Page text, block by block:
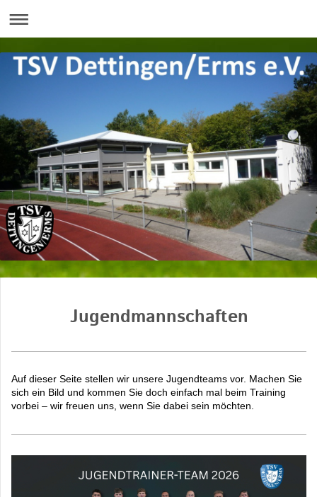
Jugendmannschaften
Auf dieser Seite stellen wir unsere Jugendteams vor. Machen Sie
sich ein Bild und kommen Sie doch einfach mal beim Training
vorbei – wir freuen uns, wenn Sie dabei sein möchten.